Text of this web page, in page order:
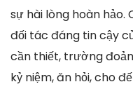
sự hài lòng hoàn
đối tác đáng tin cậy
cần thiết, trường
kỷ niệm, ăn hỏi, cho